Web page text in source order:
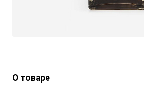
О товаре